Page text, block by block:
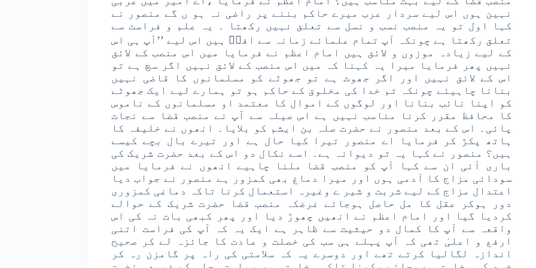
نہین ہوں اس لیے سردار عرب میرے حاکم بننے پر راضی نہ ہو ں گے منصور نے
کہا اول تو یہ منصب نسب و نسل سے تعلق نہیں رکھتا ۔ یہ علم و فراست سے
تعلق رکھتا ہے چونکہ آپ تمام علمائے زمانہ سے افضؒ ہیں اس لیے ’’آپ ہی اس
کے لیے زیادہ موزوں و لائق ہیں امام اعظم نے فرمایا میں اس منصب کے لائق
نہیں پھر فرمایا میرا یہ کہنا کہ میں اس منصب کے لائق نہیں اگر سچ ہے تو
اس کے لائق نہیں اور اگر جھوٹ ہے تو جھوٹے کو مسلمانوں کا قاضی نہیں
بنانا چاہیئے چونکہ تم خدا کی مخلوق کے حاکم ہو تو ہمارے لیے ایک جھوٹے
کو اپنا نائب بنانا اور لوگوں کے اموال کا معتمد او مسلمانوں کے ناموس
کا محافظ مقرر کرنا مناسب نہیں ہے اس صیلہ سے آپ نے منصب قضا سے نجات
پائی۔ اس کے بعد منصور نے حضرت صلہ بن ایشم کو بلایا۔ انھوں نے خلیفہ کا
ہاتھ پکڑ کر فرمایا اے منصور تیرا کیا حال ہے اور تیرے بال بچے کیسے
ہیں؟ منصور نے کہا یہ تو دیوانہ ہے۔ اسے نکال دو اس کے بعد حضرت شریک کی
باری آئی ان سے کہا آپ کو منصب قضا ملنا چاہیے انھوں نے فرمایا میں
سودائی مزاج کا آدمی ہوں اور میرا دماغ بھی کمزور ہے منصور نے جواب دیا
اعتدال مزاج کے لیے شربت و شیر ے وغیرہ استعمال کرنا تاکہ دماغی کمزوری
دور ہوکر عقل کا مل حاصل ہوجائے غرضکہ منصب قضا حضرت شریک کے حوالے
کردیا گیا اور امام اعظم نے انھیں چھوڑ دیا اور پھر کبھی بات نہ کی اس
واقعہ سے آپ کا کمال دو حیثیت سے ظاہر ہے ایک یہ کہ آپ کی فراست اتنی
ارفع و اعلیٰ تھی کہ آپ پہلے ہی سب کی خصلت و عادت کا جائزہ لے کر صحیح
اندازہ لگالیا کرتے تھے اور دوسرے یہ کہ سلامتی کی راہ پر گامزن رہ کر